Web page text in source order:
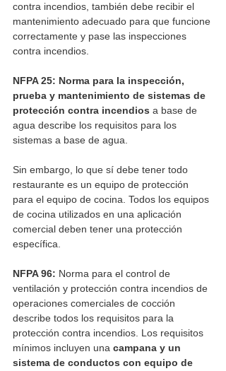
contra incendios, también debe recibir el
mantenimiento adecuado para que funcione
correctamente y pase las inspecciones
contra incendios.
NFPA 25: Norma para la inspección,
prueba y mantenimiento de sistemas de
protección contra incendios a base de
agua describe los requisitos para los
sistemas a base de agua.
Sin embargo, lo que sí debe tener todo
restaurante es un equipo de protección
para el equipo de cocina. Todos los equipos
de cocina utilizados en una aplicación
comercial deben tener una protección
específica.
NFPA 96: Norma para el control de
ventilación y protección contra incendios de
operaciones comerciales de cocción
describe todos los requisitos para la
protección contra incendios. Los requisitos
mínimos incluyen una campana y un
sistema de conductos con equipo de